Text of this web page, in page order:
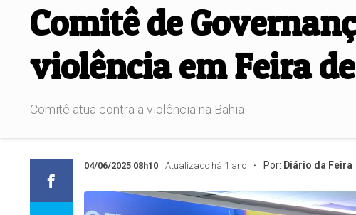
Comitê de
violência em Feira
Comitê atua contra a violência na Bahia
04/06/2025 08h10 Atualizado há 1 ano Por: Diário da Feira